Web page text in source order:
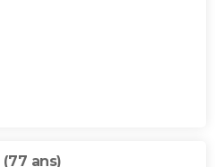
(77 ans)